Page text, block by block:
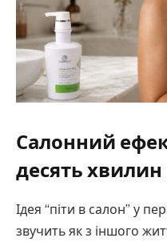
Салонний
десять хвилин
Ідея “піти в салон” у
звучить як з іншого